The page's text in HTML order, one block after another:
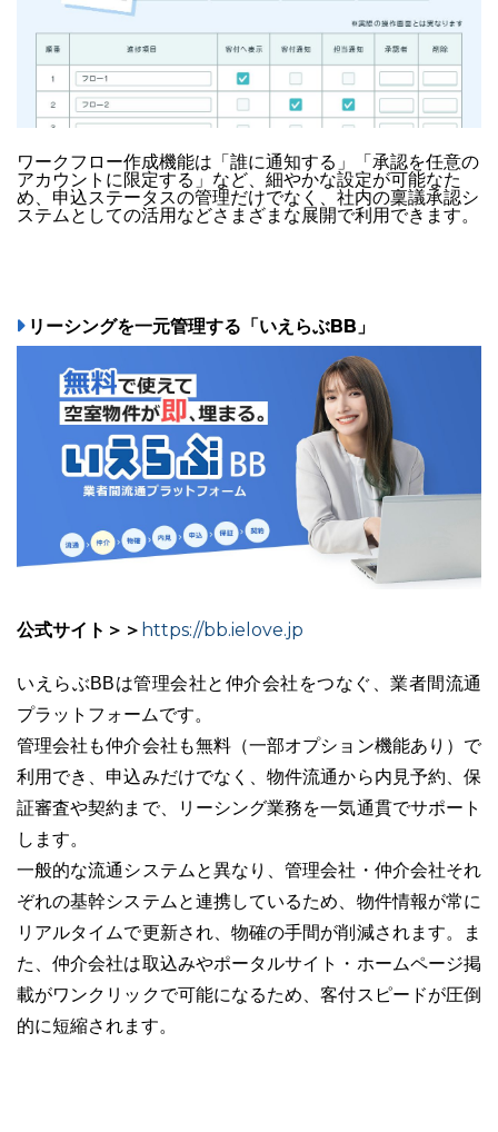
ワークフロー作成機能は「誰に通知する」「承認を任意の
アカウントに限定する」など、細やかな設定が可能なた
め、申込ステータスの管理だけでなく、社内の稟議承認シ
ステムとしての活用などさまざまな展開で利用できます。
リーシングを一元管理する「いえらぶBB」
公式サイト＞＞ https://bb.ielove.jp
いえらぶBBは管理会社と仲介会社をつなぐ、業者間流通
プラットフォームです。
管理会社も仲介会社も無料（一部オプション機能あり）で
利用でき、申込みだけでなく、物件流通から内見予約、保
証審査や契約まで、リーシング業務を一気通貫でサポート
します。
一般的な流通システムと異なり、管理会社・仲介会社それ
ぞれの基幹システムと連携しているため、物件情報が常に
リアルタイムで更新され、物確の手間が削減されます。ま
た、仲介会社は取込みやポータルサイト・ホームページ掲
載がワンクリックで可能になるため、客付スピードが圧倒
的に短縮されます。